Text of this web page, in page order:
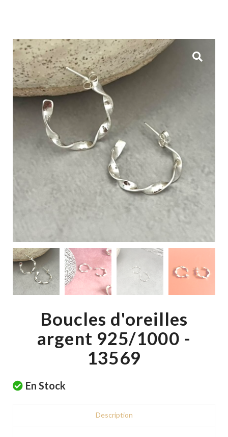
Boucles d'oreilles
argent 925/1000 -
13569
En Stock
Description